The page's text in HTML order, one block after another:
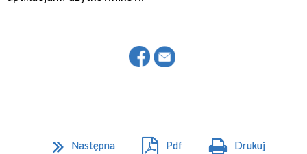
Następna Pdf Drukuj